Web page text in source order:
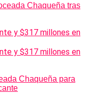
Chaqueña tras
Chaqueña para